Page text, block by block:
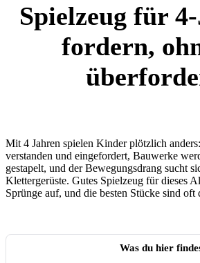
Spielzeug für
fordern,
Mit 4 Jahren spielen Kinder plötzlich
verstanden und eingefordert, Bauwerke
gestapelt, und der Bewegungsdrang sucht
Klettergerüste. Gutes Spielzeug für dieses
Sprünge auf, und die besten Stücke sind oft
Was du hier